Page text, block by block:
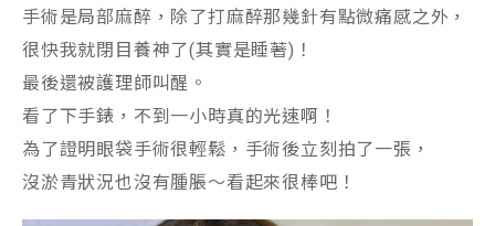
手術是局部麻醉，除了打麻醉那幾針有點微痛感之外，
很快我就閉目養神了(其實是睡著)！
最後還被護理師叫醒。
看了下手錶，不到一小時真的光速啊！
為了證明眼袋手術很輕鬆，手術後立刻拍了一張，
沒淤青狀況也沒有腫脹～看起來很棒吧！